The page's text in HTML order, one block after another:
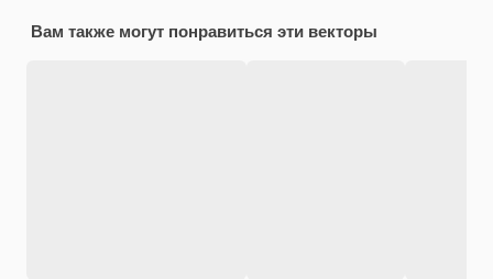
Вам также могут понравиться эти векторы